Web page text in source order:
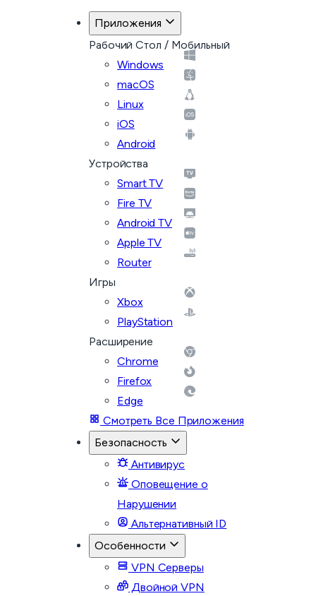
Приложения
Рабочий Стол / Мобильный
Windows
macOS
Linux
iOS
Android
Устройства
Smart TV
Fire TV
Android TV
Apple TV
Router
Игры
Xbox
PlayStation
Расширение
Chrome
Firefox
Edge
Смотреть Все Приложения
Безопасность
Антивирус
Оповещение о
Нарушении
Альтернативный ID
Особенности
VPN Серверы
Двойной VPN